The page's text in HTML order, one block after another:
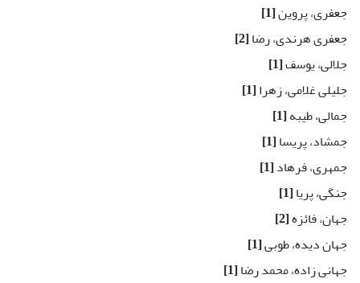
جعفری، پروین[1]
جعفری هرندی، رضا[2]
جلالی، یوسف[1]
جلیلی غلامی، زهرا[1]
جمالی، طیبه[1]
جمشاد، پریسا[1]
جمهری، فرهاد[1]
جنگی، پریا[1]
جهان، فائزه[2]
جهان دیده، طوبی[1]
جهانی زاده، محمد رضا[1]